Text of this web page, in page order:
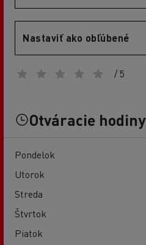
Nastaviť ako obľúbené
/ 5
Otváracie hodiny
Pondelok
Utorok
Streda
Štvrtok
Piatok